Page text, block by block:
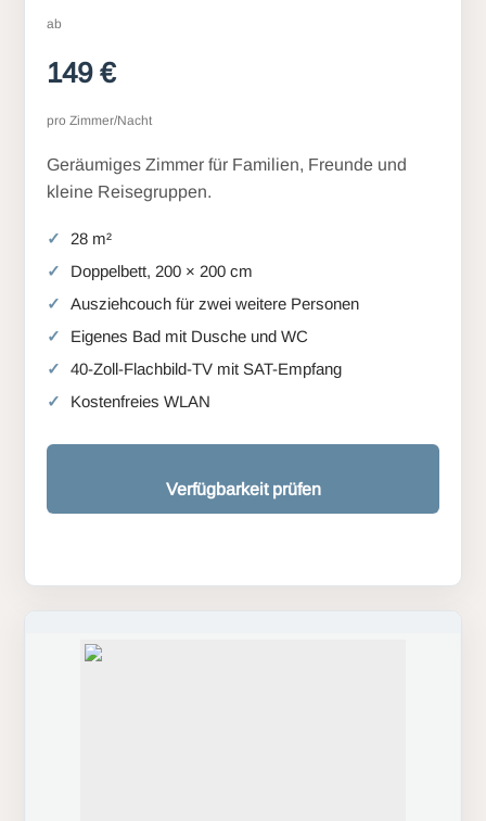
ab
149 €
pro Zimmer/Nacht
Geräumiges Zimmer für Familien, Freunde und
kleine Reisegruppen.
28 m²
Doppelbett, 200 × 200 cm
Ausziehcouch für zwei weitere Personen
Eigenes Bad mit Dusche und WC
40-Zoll-Flachbild-TV mit SAT-Empfang
Kostenfreies WLAN
Verfügbarkeit prüfen